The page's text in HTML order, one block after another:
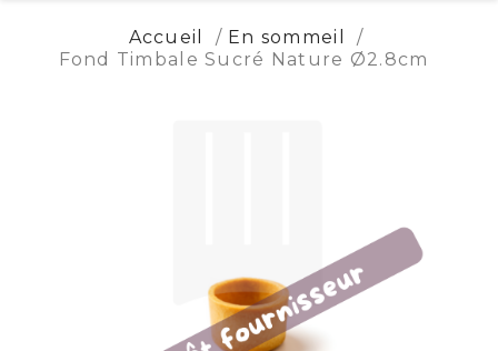
Accueil
En sommeil
Fond Timbale Sucré Nature Ø2.8cm